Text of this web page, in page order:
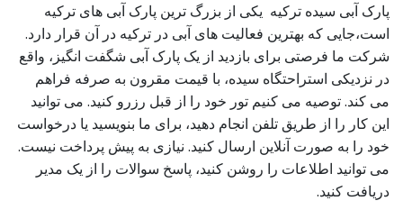
پارک آبی سیده ترکیه یکی از بزرگ ترین پارک آبی های ترکیه
است،جایی که بهترین فعالیت های آبی در ترکیه در آن قرار دارد.
شرکت ما فرصتی برای بازدید از یک پارک آبی شگفت انگیز، واقع
در نزدیکی استراحتگاه سیده، با قیمت مقرون به صرفه فراهم
می کند. توصیه می کنیم تور خود را از قبل رزرو کنید. می توانید
این کار را از طریق تلفن انجام دهید، برای ما بنویسید یا درخواست
خود را به صورت آنلاین ارسال کنید. نیازی به پیش پرداخت نیست.
می توانید اطلاعات را روشن کنید، پاسخ سوالات را از یک مدیر
دریافت کنید.